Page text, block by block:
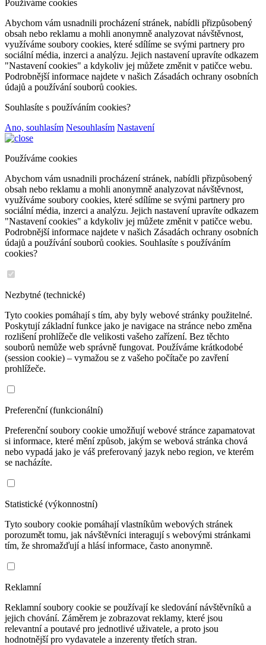
Používáme cookies
Abychom vám usnadnili procházení stránek, nabídli přizpůsobený
obsah nebo reklamu a mohli anonymně analyzovat návštěvnost,
využíváme soubory cookies, které sdílíme se svými partnery pro
sociální média, inzerci a analýzu. Jejich nastavení upravíte odkazem
"Nastavení cookies" a kdykoliv jej můžete změnit v patičce webu.
Podrobnější informace najdete v našich Zásadách ochrany osobních
údajů a používání souborů cookies.
Souhlasíte s používáním cookies?
Ano, souhlasím Nesouhlasím Nastavení
Používáme cookies
Abychom vám usnadnili procházení stránek, nabídli přizpůsobený
obsah nebo reklamu a mohli anonymně analyzovat návštěvnost,
využíváme soubory cookies, které sdílíme se svými partnery pro
sociální média, inzerci a analýzu. Jejich nastavení upravíte odkazem
"Nastavení cookies" a kdykoliv jej můžete změnit v patičce webu.
Podrobnější informace najdete v našich Zásadách ochrany osobních
údajů a používání souborů cookies. Souhlasíte s používáním
cookies?
Nezbytné (technické)
Tyto cookies pomáhají s tím, aby byly webové stránky použitelné.
Poskytují základní funkce jako je navigace na stránce nebo změna
rozlišení prohlížeče dle velikosti vašeho zařízení. Bez těchto
souborů nemůže web správně fungovat. Používáme krátkodobé
(session cookie) – vymažou se z vašeho počítače po zavření
prohlížeče.
Preferenční (funkcionální)
Preferenční soubory cookie umožňují webové stránce zapamatovat
si informace, které mění způsob, jakým se webová stránka chová
nebo vypadá jako je váš preferovaný jazyk nebo region, ve kterém
se nacházíte.
Statistické (výkonnostní)
Tyto soubory cookie pomáhají vlastníkům webových stránek
porozumět tomu, jak návštěvníci interagují s webovými stránkami
tím, že shromažďují a hlásí informace, často anonymně.
Reklamní
Reklamní soubory cookie se používají ke sledování návštěvníků a
jejich chování. Záměrem je zobrazovat reklamy, které jsou
relevantní a poutavé pro jednotlivé uživatele, a proto jsou
hodnotnější pro vydavatele a inzerenty třetích stran.